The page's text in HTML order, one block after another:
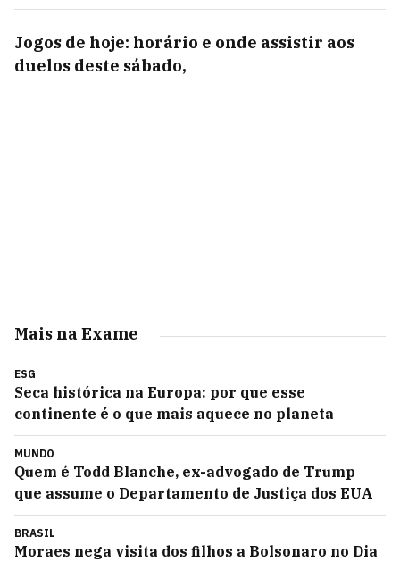
Jogos de hoje: horário e onde assistir aos
duelos deste sábado,
Mais na Exame
ESG
Seca histórica na Europa: por que esse
continente é o que mais aquece no planeta
MUNDO
Quem é Todd Blanche, ex-advogado de Trump
que assume o Departamento de Justiça dos EUA
BRASIL
Moraes nega visita dos filhos a Bolsonaro no Dia